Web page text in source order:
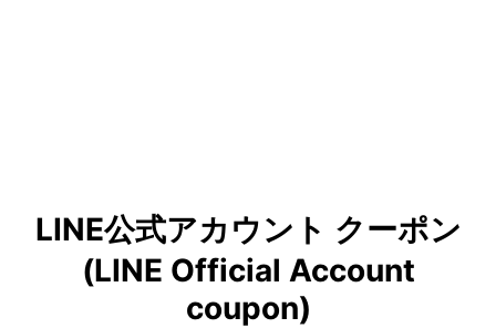
LINE公式アカウント クーポン
(LINE Official Account
coupon)